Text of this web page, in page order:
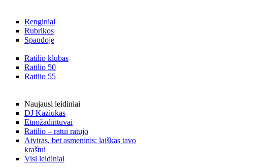
Renginiai
Rubrikos
Spaudoje
Ratilio klubas
Ratilio 50
Ratilio 55
Naujausi leidiniai
DJ Kaziukas
Etnožadintuvai
Ratilio – ratui ratujo
Atviras, bet asmeninis: laiškas tavo
kraštui
Visi leidiniai